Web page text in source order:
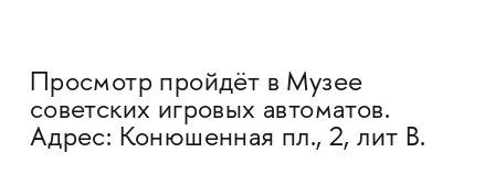
Просмотр пройдёт в Музее
советских игровых автоматов.
Адрес: Конюшенная пл., 2, лит В.